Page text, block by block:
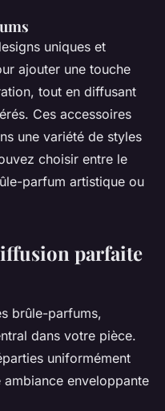
uniques et
ajouter une touche
tout en diffusant
Ces accessoires
une variété de styles
choisir entre le
parfum artistique ou
parfaite
brûle-parfums,
dans votre pièce.
uniformément
ambiance enveloppante